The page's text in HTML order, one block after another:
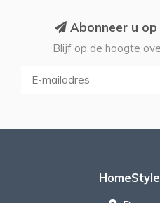
Abonneer u op
Blijf op de hoogte